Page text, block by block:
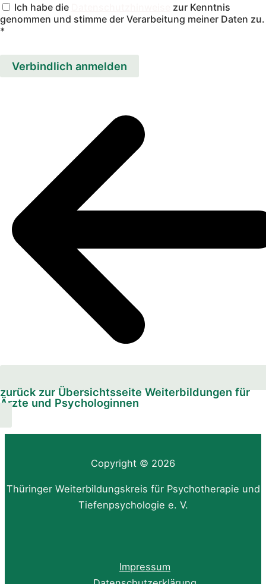
Ich habe die
zur Kenntnis
genommen und stimme der Verarbeitung meiner Daten zu.
*
Verbindlich anmelden
zurück zur Übersichtsseite Weiterbildungen für
Ärzte und Psychologinnen
Copyright © 2026
Thüringer Weiterbildungskreis für Psychotherapie und
Tiefenpsychologie e. V.
Impressum